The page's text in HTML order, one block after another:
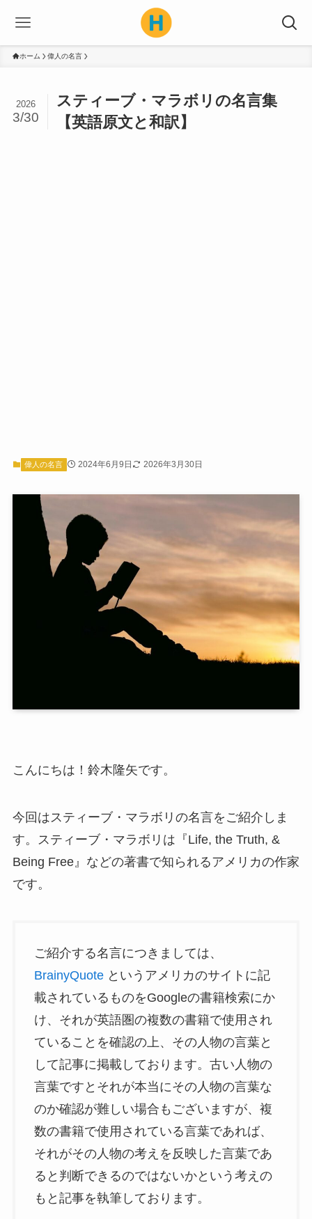
ホーム 偉人の名言
スティーブ・マラボリの名言集
【英語原文と和訳】
2026
3/30
偉人の名言 2024年6月9日 2026年3月30日
こんにちは！鈴木隆矢です。
今回はスティーブ・マラボリの名言をご紹介しま
す。スティーブ・マラボリは『Life, the Truth, &
Being Free』などの著書で知られるアメリカの作家
です。
ご紹介する名言につきましては、
BrainyQuoteというアメリカのサイトに記
載されているものをGoogleの書籍検索にか
け、それが英語圏の複数の書籍で使用され
ていることを確認の上、その人物の言葉と
して記事に掲載しております。古い人物の
言葉ですとそれが本当にその人物の言葉な
のか確認が難しい場合もございますが、複
数の書籍で使用されている言葉であれば、
それがその人物の考えを反映した言葉であ
ると判断できるのではないかという考えの
もと記事を執筆しております。